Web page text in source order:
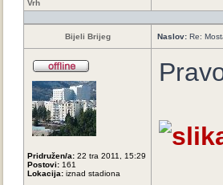
Vrh
Bijeli Brijeg Naslov: Re:
Pridružen/a: 22 tra 2011, 15:29
Postovi: 161
Lokacija: iznad stadiona